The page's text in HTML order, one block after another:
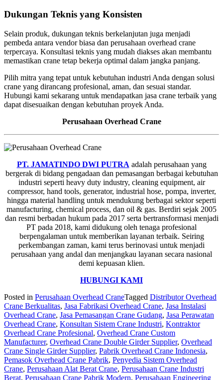
Dukungan Teknis yang Konsisten
Selain produk, dukungan teknis berkelanjutan juga menjadi
pembeda antara vendor biasa dan perusahaan overhead crane
terpercaya. Konsultasi teknis yang mudah diakses akan membantu
memastikan crane tetap bekerja optimal dalam jangka panjang.
Pilih mitra yang tepat untuk kebutuhan industri Anda dengan solusi
crane yang dirancang profesional, aman, dan sesuai standar.
Hubungi kami sekarang untuk mendapatkan jasa crane terbaik yang
dapat disesuaikan dengan kebutuhan proyek Anda.
Perusahaan Overhead Crane
PT. JAMATINDO DWI PUTRA adalah perusahaan yang
bergerak di bidang pengadaan dan pemasangan berbagai kebutuhan
industri seperti heavy duty industry, cleaning equipment, air
compressor, hand tools, generator, industrial hose, pompa, inverter,
hingga material handling untuk mendukung berbagai sektor seperti
manufacturing, chemical process, dan oil & gas. Berdiri sejak 2005
dan resmi berbadan hukum pada 2017 serta bertransformasi menjadi
PT pada 2018, kami didukung oleh tenaga profesional
berpengalaman untuk memberikan layanan terbaik. Seiring
perkembangan zaman, kami terus berinovasi untuk menjadi
perusahaan yang andal dan menjangkau layanan secara nasional
demi kepuasan klien.
HUBUNGI KAMI
Posted in Perusahaan Overhead CraneTagged Distributor Overhead
Crane Berkualitas, Jasa Fabrikasi Overhead Crane, Jasa Instalasi
Overhead Crane, Jasa Pemasangan Crane Gudang, Jasa Perawatan
Overhead Crane, Konsultan Sistem Crane Industri, Kontraktor
Overhead Crane Profesional, Overhead Crane Custom
Manufacturer, Overhead Crane Double Girder Supplier, Overhead
Crane Single Girder Supplier, Pabrik Overhead Crane Indonesia,
Pemasok Overhead Crane Pabrik, Penyedia Sistem Overhead
Crane, Perusahaan Alat Berat Crane, Perusahaan Crane Industri
Berat, Perusahaan Crane Pabrik Modern, Perusahaan Engineering